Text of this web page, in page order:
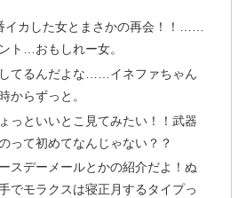
イカした女とまさかの再会！！……
ト…おもしれー女。
てるんだよな……イネファちゃん
からずっと。
っといいとこ見てみたい！！武器
って初めてなんじゃない？？
スデーメールとかの紹介だよ！ぬ
でモラクスは寝正月するタイプっ